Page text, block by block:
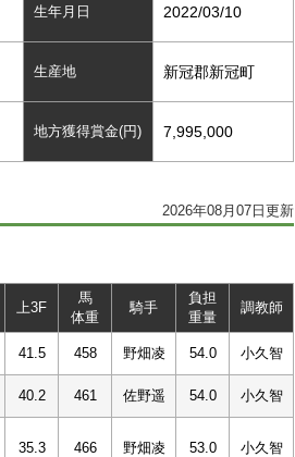
生年月日 2022/03/10
生産地 新冠郡新冠町
地方獲得賞金(円) 7,995,000
2026年08月07日更新
上3F
馬
体重
騎手
負担
重量
調教師
41.5 458 野畑凌 54.0 小久智
40.2 461 佐野遥 54.0 小久智
35.3 466 野畑凌 53.0 小久智